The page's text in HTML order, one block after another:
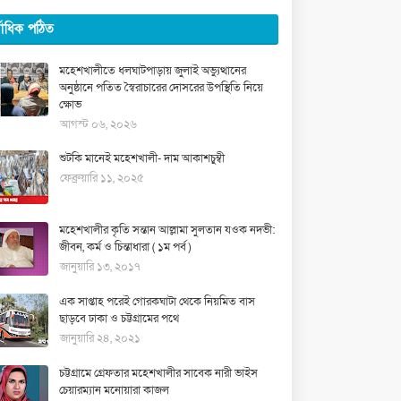
পঠিত
মহেশখালীতে ধলঘাটপাড়ায় জুলাই অভ্যুত্থানের
অনুষ্ঠানে পতিত স্বৈরাচারের দোসরের উপস্থিতি নিয়ে
ক্ষোভ
আগস্ট ০৬, ২০২৬
শুটকি মানেই মহেশখালী- দাম আকাশচুম্বী
ফেব্রুয়ারি ১১, ২০২৫
মহেশখালীর কৃতি সন্তান আল্লামা সুলতান যওক নদভী:
জীবন, কর্ম ও চিন্তাধারা ( ১ম পর্ব )
জানুয়ারি ১৩, ২০১৭
এক সাপ্তাহ পরেই গোরকঘাটা থেকে নিয়মিত বাস
ছাড়বে ঢাকা ও চট্টগ্রামের পথে
জানুয়ারি ২৪, ২০২১
চট্টগ্রামে গ্রেফতার মহেশখালীর সাবেক নারী ভাইস
চেয়ারম্যান মনোয়ারা কাজল